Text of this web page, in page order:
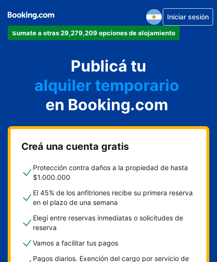
Sumate a otras 29,279,209 opciones de alojamiento
Iniciar sesión
Publicá tu
departamento
hotel
alquiler temporario
cabaña
aparthotel
en Booking.com
Creá una cuenta gratis
Protección contra daños a la propiedad de hasta
$1.000.000
El 45% de los anfitriones recibe su primera reserva
en el plazo de una semana
Elegí entre reservas inmediatas o solicitudes de
reserva
Vamos a facilitar tus pagos
Pagos diarios. Exención del cargo por servicio de